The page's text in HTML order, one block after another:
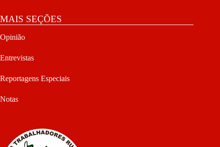
MAIS SEÇÕES
Opinião
Entrevistas
Reportagens Especiais
Notas